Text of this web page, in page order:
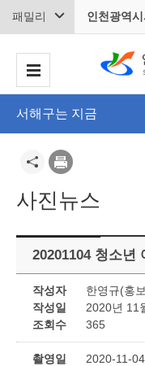
패밀리 인천광역
서해구는 지금
사진뉴스
20201104 청소년
작성자
한영규(홍
작성일
2020년 11
조회수
365
촬영일 2020-11-04